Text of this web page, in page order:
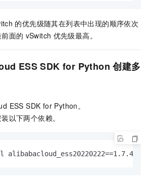
的优先级随其在列表中出现的顺序依次
面的 vSwitch 优先级最高。
ESS SDK for Python 创建多
ESS SDK for Python。
以下两个依赖。